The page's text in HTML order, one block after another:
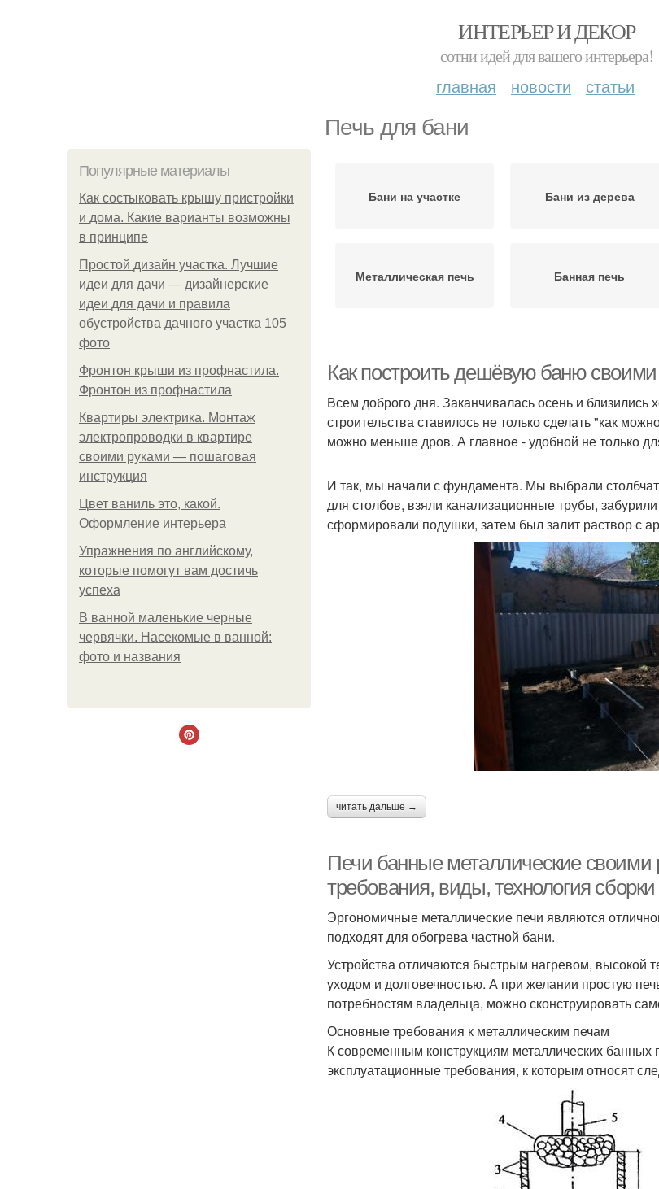
ИНТЕРЬЕР И ДЕКОР
сотни идей для вашего интерьера!
главная новости статьи
Печь для бани
Популярные материалы
Как состыковать крышу пристройки
и дома. Какие варианты возможны
в принципе
Простой дизайн участка. Лучшие
идеи для дачи — дизайнерские
идеи для дачи и правила
обустройства дачного участка 105
фото
Фронтон крыши из профнастила.
Фронтон из профнастила
Квартиры электрика. Монтаж
электропроводки в квартире
своими руками — пошаговая
инструкция
Цвет ваниль это, какой.
Оформление интерьера
Упражнения по английскому,
которые помогут вам достичь
успеха
В ванной маленькие черные
червячки. Насекомые в ванной:
фото и названия
Бани на участке Бани из дерева
Металлическая печь Банная печь
бани
Печи для русской бани Железные печи
Вечная печь Металлические печи
Дровяные печи
Как построить дешёвую баню
Всем доброго дня. Заканчивалась осень и
строительства ставилось не только сделать "как
можно меньше дров. А главное - удобной не только
И так, мы начали с фундамента. Мы выбрали
для столбов, взяли канализационные трубы,
сформировали подушки, затем был залит раствор с
читать дальше →
Печи банные металлические
требования, виды, технология
Эргономичные металлические печи являются
подходят для обогрева частной бани.
Устройства отличаются быстрым нагревом,
уходом и долговечностью. А при желании простую
потребностям владельца, можно сконструировать
Основные требования к металлическим печам
К современным конструкциям металлических
эксплуатационные требования, к которым относят